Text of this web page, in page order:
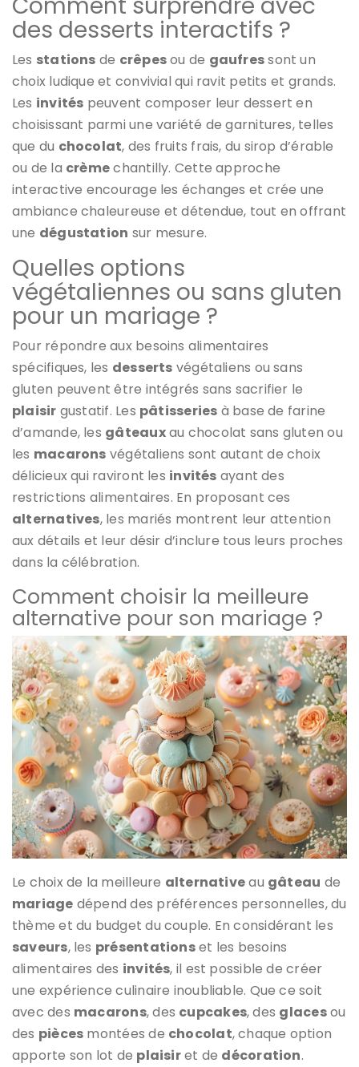
des desserts interactifs ?
Les stations de crêpesou de gaufressont un
choix ludique et convivial qui ravit petits et grands.
Les invités peuvent composer leur dessert en
choisissant parmi une variété de garnitures, telles
que du chocolat, des fruits frais, du sirop d’érable
ou de la crèmechantilly. Cette approche
interactive encourage les échanges et crée une
ambiance chaleureuse et détendue, tout en offrant
une dégustation sur mesure.
Quelles options
végétaliennes ou sans gluten
pour un mariage ?
Pour répondre aux besoins alimentaires
spécifiques, les desserts végétaliens ou sans
gluten peuvent être intégrés sans sacrifier le
plaisir gustatif. Les pâtisseries à base de farine
d’amande, les gâteauxau chocolat sans gluten ou
les macarons végétaliens sont autant de choix
délicieux qui raviront les invités ayant des
restrictions alimentaires. En proposant ces
alternatives, les mariés montrent leur attention
aux détails et leur désir d’inclure tous leurs proches
dans la célébration.
Comment choisir la meilleure
alternative pour son mariage ?
Le choix de la meilleure alternativeau gâteau de
mariage dépend des préférences personnelles, du
thème et du budget du couple. En considérant les
saveurs, les présentationset les besoins
alimentaires des invités, il est possible de créer
une expérience culinaire inoubliable. Que ce soit
avec des macarons, des cupcakes, des glacesou
des pièces montées de chocolat, chaque option
apporte son lot de plaisiret de décoration.